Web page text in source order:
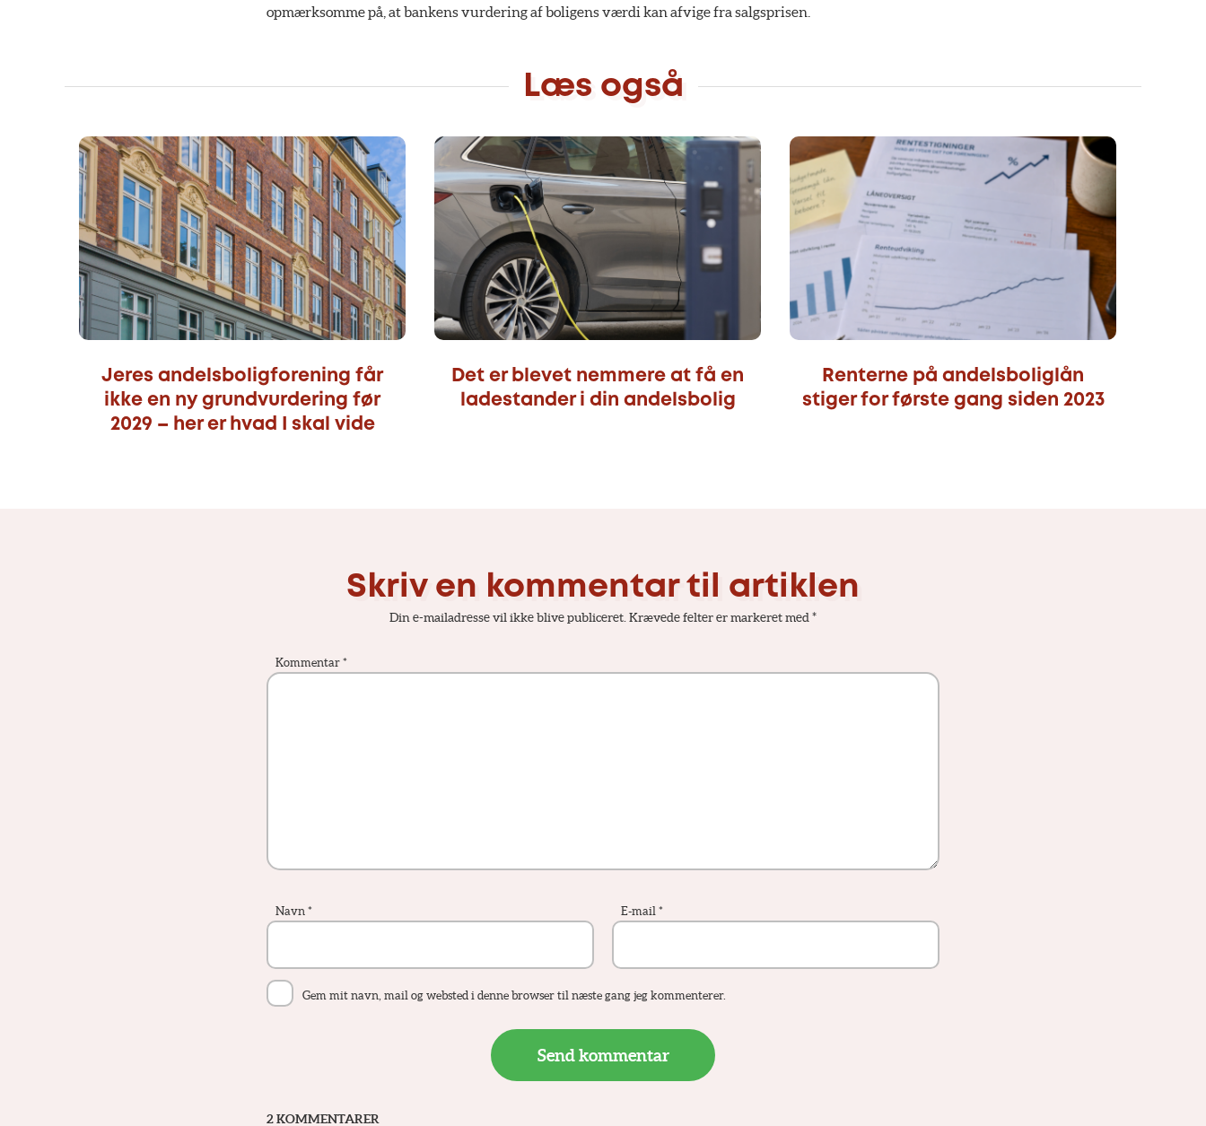
opmærksomme på, at bankens vurdering af boligens værdi kan afvige fra salgsprisen.
Læs også
Jeres andelsboligforening får
ikke en ny grundvurdering før
2029 – her er hvad I skal vide
Det er blevet nemmere at få en
ladestander i din andelsbolig
Renterne på andelsboliglån
stiger for første gang siden 2023
Skriv en kommentar til artiklen
Din e-mailadresse vil ikke blive publiceret.Krævede felter er markeret med*
Kommentar *
Navn * E-mail *
Gem mit navn, mail og websted i denne browser til næste gang jeg kommenterer.
2 KOMMENTARER